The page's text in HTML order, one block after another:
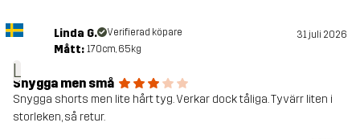
L
Linda G. Verifierad köpare 31 juli 2026
Mått: 170cm, 65kg
Snygga men små
Snygga shorts men lite hårt tyg. Verkar dock tåliga. Tyvärr liten i
storleken, så retur.